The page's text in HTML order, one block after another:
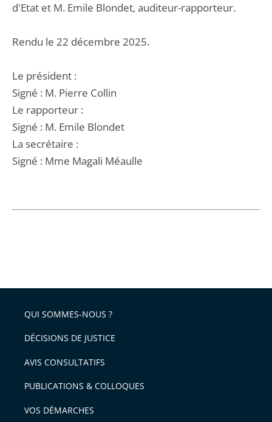
d'Etat et M. Emile Blondet, auditeur-rapporteur.
Rendu le 22 décembre 2025.
Le président :
Signé : M. Pierre Collin
Le rapporteur :
Signé : M. Emile Blondet
La secrétaire :
Signé : Mme Magali Méaulle
QUI SOMMES-NOUS ?
DÉCISIONS DE JUSTICE
AVIS CONSULTATIFS
PUBLICATIONS & COLLOQUES
VOS DÉMARCHES